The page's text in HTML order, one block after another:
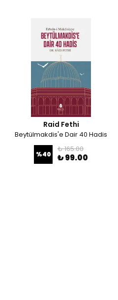
Raid Fethi
Beytülmakdis'e Dair 40 Hadis
%40
₺ 165.00
₺ 99.00